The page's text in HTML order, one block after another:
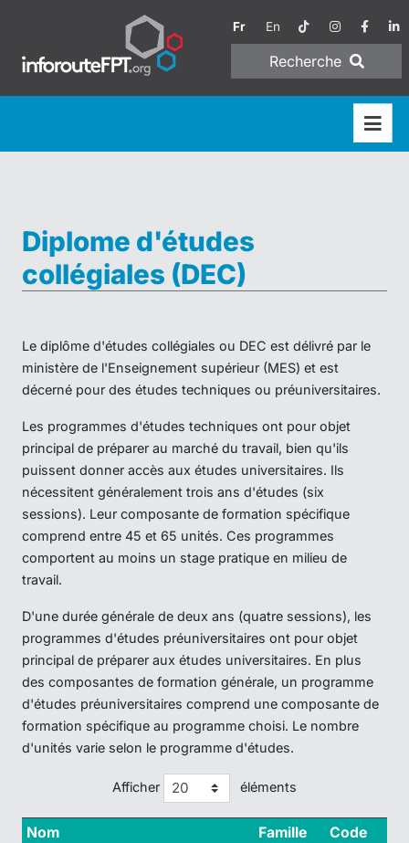
Fr En
Recherche
Diplome d'études
collégiales (DEC)
Le diplôme d'études collégiales ou DEC est délivré par le
ministère de l'Enseignement supérieur (MES) et est
décerné pour des études techniques ou préuniversitaires.
Les programmes d'études techniques ont pour objet
principal de préparer au marché du travail, bien qu'ils
puissent donner accès aux études universitaires. Ils
nécessitent généralement trois ans d'études (six
sessions). Leur composante de formation spécifique
comprend entre 45 et 65 unités. Ces programmes
comportent au moins un stage pratique en milieu de
travail.
D'une durée générale de deux ans (quatre sessions), les
programmes d'études préuniversitaires ont pour objet
principal de préparer aux études universitaires. En plus
des composantes de formation générale, un programme
d'études préuniversitaires comprend une composante de
formation spécifique au programme choisi. Le nombre
d'unités varie selon le programme d'études.
Afficher éléments
Nom Famille Code